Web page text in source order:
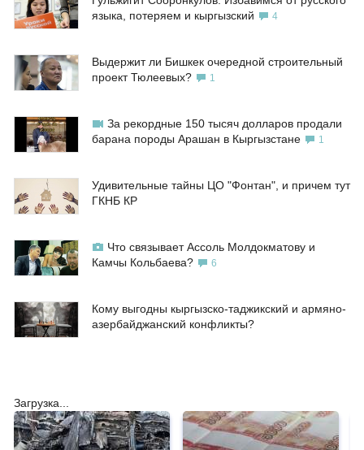
языка, потеряем и кыргызский
4
Выдержит ли Бишкек очередной строительный
проект Тюлеевых?
1
За рекордные 150 тысяч долларов продали
барана породы Арашан в Кыргызстане
1
Удивительные тайны ЦО "Фонтан", и причем тут
ГКНБ КР
Что связывает Ассоль Молдокматову и
Камчы Кольбаева?
6
Кому выгодны кыргызско-таджикский и армяно-
азербайджанский конфликты?
Загрузка...